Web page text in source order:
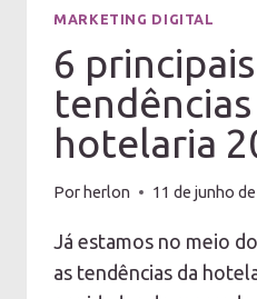
MARKETING DIGITAL
6 principais
hotelaria
Por herlon 11 de junho
Já estamos no meio
as tendências da